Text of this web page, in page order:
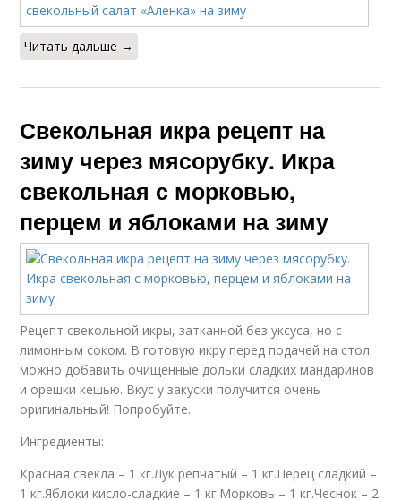
Читать дальше →
Свекольная икра рецепт на
зиму через мясорубку. Икра
свекольная с морковью,
перцем и яблоками на зиму
Рецепт свекольной икры, затканной без уксуса, но с
лимонным соком. В готовую икру перед подачей на стол
можно добавить очищенные дольки сладких мандаринов
и орешки кешью. Вкус у закуски получится очень
оригинальный! Попробуйте.
Ингредиенты:
Красная свекла – 1 кг.Лук репчатый – 1 кг.Перец сладкий –
1 кг.Яблоки кисло-сладкие – 1 кг.Морковь – 1 кг.Чеснок – 2